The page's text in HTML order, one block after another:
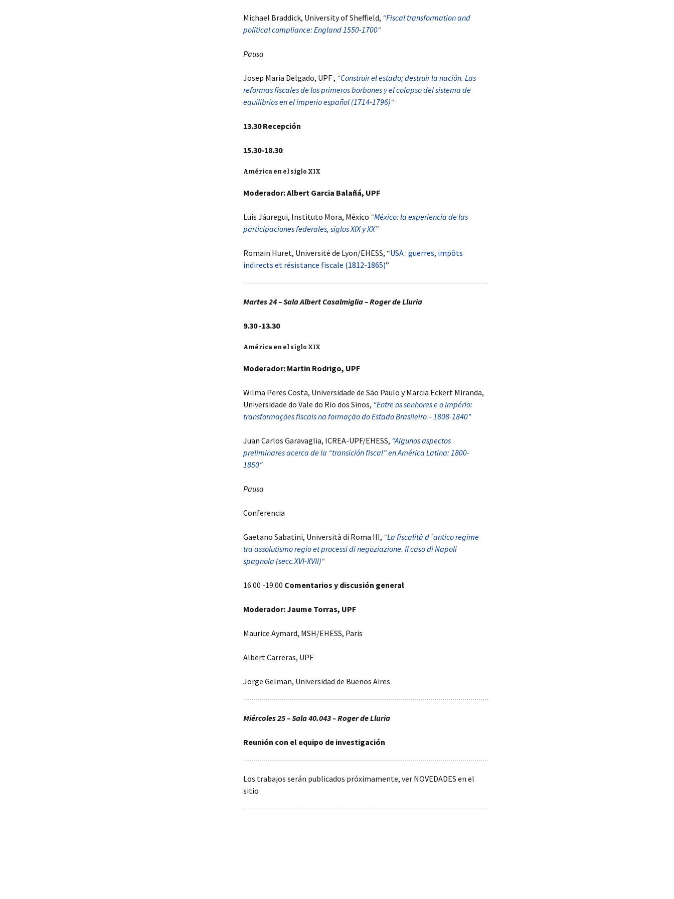
JUSTICIA, VIOLENCIA Y
CONSTRUCCIÓN
ESTATAL, QUITO,
ECUADOR
SERVIDORES DEL
ESTADO EN UNA
FRONTERA SUD-
ATLÁNTICA,
CONSTRUCCIÓN
ESTATAL EN CHILE.
HACIENDA PÚBLICA Y
BUROCRACIA (1817-1860)
SERVE THE STATE.
ESTADO
CONSTRUCCIÓN DEL
ESTADO: AMÉRICA
LATINA, SIGLO XIX
ESTATALES, REGIONES Y
SOCIEDADES LOCALES.
MENSURAR LA TIERRA,
CONTROLAR EL
LATINA, SIGLOS XVIII- XIX
FISCALIDAD Y
CONSTRUCCIÓN
ESTATAL EN EUROPA /
AMÉRICA
DEL PROYECTO EN 2017
Michael Braddick, University of Sheffield, “Fiscal transformation and
political compliance: England 1550-1700“
Pausa
Josep Maria Delgado, UPF , “Construir el estado; destruir la nación. Las
reformas fiscales de los primeros borbones y el colapso del sistema de
equilibrios en el imperio español (1714-1796)“
13.30 Recepción
15.30-18.30:
América en el siglo XIX
Moderador:Albert Garcia Balañá, UPF
Luis Jáuregui, Instituto Mora, México “México: la experiencia de las
participaciones federales, siglos XIX y XX”
Romain Huret, Université de Lyon/EHESS, “USA : guerres, impôts
indirects et résistance fiscale (1812-1865)”
Martes 24 – Sala Albert Casalmiglia – Roger de Lluria
9.30 -13.30
América en el siglo XIX
Moderador: Martin Rodrigo, UPF
Wilma Peres Costa, Universidade de São Paulo y Marcia Eckert Miranda,
Universidade do Vale do Rio dos Sinos, “Entre os senhores e o Império:
transformações fiscais na formação do Estado Brasileiro – 1808-1840″
Juan Carlos Garavaglia, ICREA-UPF/EHESS, “Algunos aspectos
preliminares acerca de la “transición fiscal” en América Latina: 1800-
1850″
Pausa
Conferencia
Gaetano Sabatini, Università di Roma III, “La fiscalità d´antico regime
tra assolutismo regio et processi di negoziazione. Il caso di Napoli
spagnola (secc.XVI-XVII)“
16.00 -19.00 Comentarios y discusión general
Moderador:Jaume Torras, UPF
Maurice Aymard, MSH/EHESS, Paris
Albert Carreras, UPF
Jorge Gelman, Universidad de Buenos Aires
Miércoles 25 – Sala 40.043 – Roger de Lluria
Reunión con el equipo de investigación
Los trabajos serán publicados próximamente, ver NOVEDADES en el
sitio